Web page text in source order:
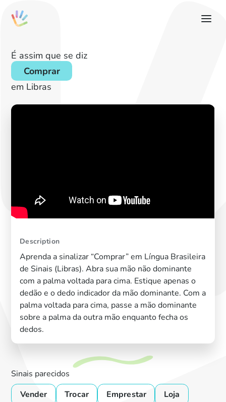
É assim que se diz
Comprar
em Libras
Description
Aprenda a sinalizar “Comprar” em Língua Brasileira
de Sinais (Libras). Abra sua mão não dominante
com a palma voltada para cima. Estique apenas o
dedão e o dedo indicador da mão dominante. Com a
palma voltada para cima, passe a mão dominante
sobre a palma da outra mão enquanto fecha os
dedos.
Sinais parecidos
Vender
Trocar Emprestar
Loja